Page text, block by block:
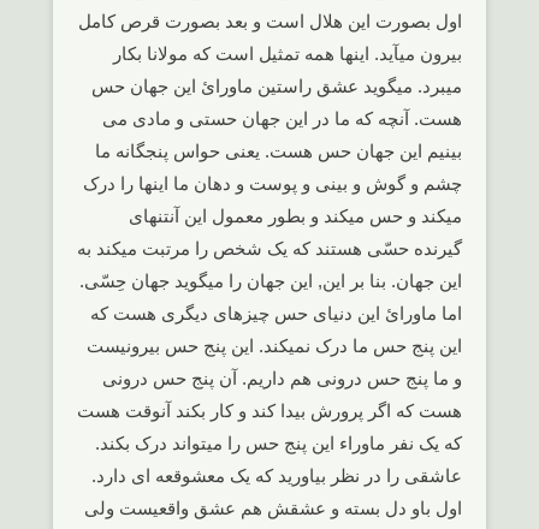
اول بصورت این هلال است و بعد بصورت قرص کامل
بیرون میآید. اینها همه تمثیل است که مولانا بکار
میبرد. میگوید عشق راستین ماورائ این جهان حس
هست. آنچه که ما در این جهان حستی و مادی می
بینیم این جهان حس هست. یعنی حواس پنجگانه ما
چشم و گوش و بینی و پوست و دهان ما اینها را درک
میکند و حس میکند و بطور معمول این آنتنهای
گیرنده حسّی هستند که یک شخص را مرتبت میکند به
این جهان. بنا بر این, این جهان را میگوید جهان حِسّی.
اما ماورائ این دنیای حس چیزهای دیگری هست که
این پنج حس ما درک نمیکند. این پنج حس بیرونیست
و ما پنج حس درونی هم داریم. آن پنج حس درونی
هست که اگر پرورش بیدا کند و کار بکند آنوقت هست
که یک نفر ماوراء این پنج حس را میتواند درک بکند.
عاشقی را در نظر بیاورید که یک معشوقعه ای دارد.
اول باو دل بسته و عشقش هم عشق واقعیست ولی